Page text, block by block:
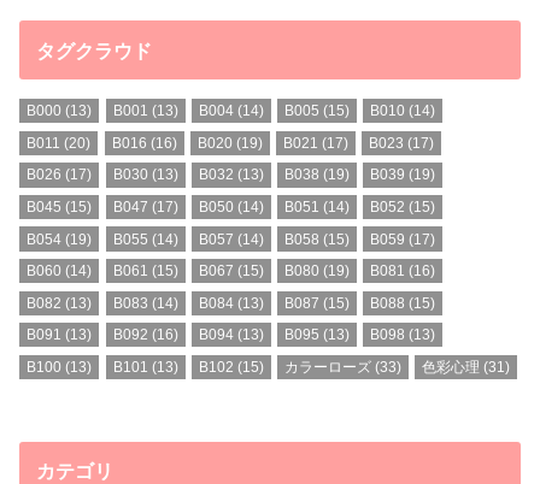
タグクラウド
B000 (13) B001 (13) B004(14) B005 (15) B010 (14)
B011 (20) B016 (16) B020 (19) B021 (17) B023 (17)
B026 (17) B030 (13) B032 (13) B038 (19) B039 (19)
B045 (15) B047 (17) B050 (14) B051 (14) B052 (15)
B054 (19) B055 (14) B057 (14) B058 (15) B059 (17)
B060 (14) B061 (15) B067 (15) B080 (19) B081 (16)
B082 (13) B083 (14) B084(13) B087 (15) B088 (15)
B091 (13) B092 (16) B094(13) B095 (13) B098 (13)
B100 (13) B101 (13) B102 (15) カラーローズ (33) 色彩心理 (31)
カテゴリ